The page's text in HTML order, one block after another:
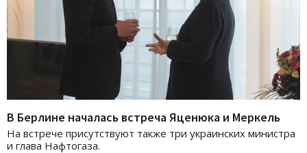
В Берлине началась встреча Яценюка и Меркель
На встрече присутствуют также три украинских министра
и глава Нафтогаза.